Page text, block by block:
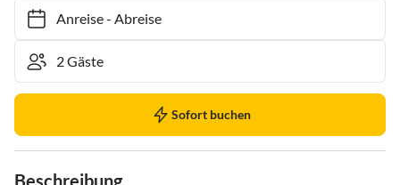
Anreise- Abreise
Sofort buchen
Beschreibung